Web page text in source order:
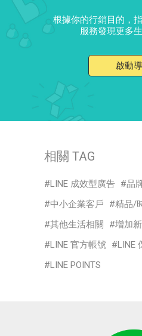
根據你的行銷目的，
服務發現更多
啟動
相關 TAG
LINE 成效型廣告
品
中小企業客戶
精品/
其他生活相關
增加
LINE 官方帳號
LINE
LINE POINTS